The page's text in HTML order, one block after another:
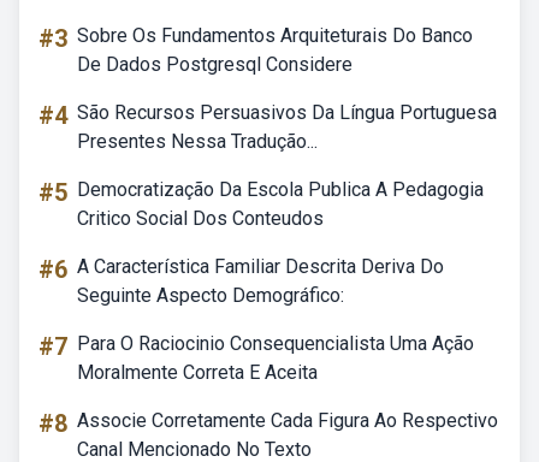
#3 Sobre Os Fundamentos Arquiteturais Do Banco
De Dados Postgresql Considere
#4 São Recursos Persuasivos Da Língua Portuguesa
Presentes Nessa Tradução...
#5 Democratização Da Escola Publica A Pedagogia
Critico Social Dos Conteudos
#6 A Característica Familiar Descrita Deriva Do
Seguinte Aspecto Demográfico:
#7 Para O Raciocinio Consequencialista Uma Ação
Moralmente Correta E Aceita
#8 Associe Corretamente Cada Figura Ao Respectivo
Canal Mencionado No Texto